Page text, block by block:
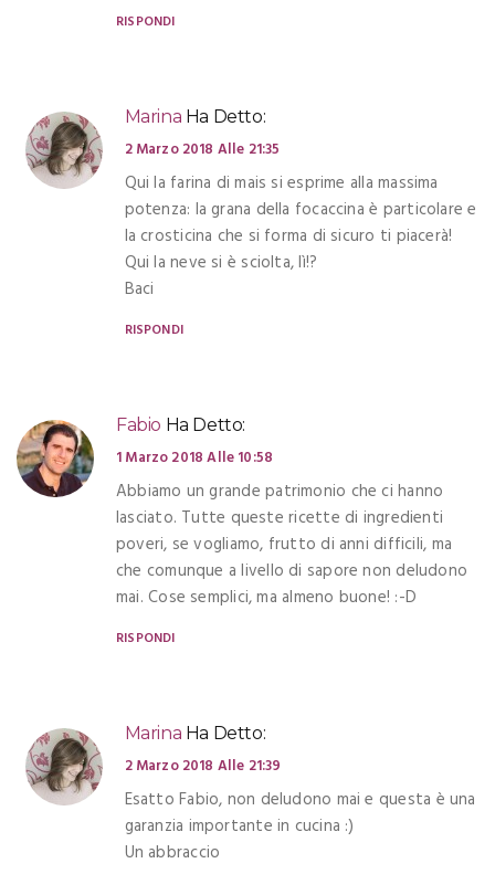
RISPONDI
Marina Ha Detto:
2 Marzo 2018 Alle 21:35
Qui la farina di mais si esprime alla massima
potenza: la grana della focaccina è particolare e
la crosticina che si forma di sicuro ti piacerà!
Qui la neve si è sciolta, lì!?
Baci
RISPONDI
Fabio Ha Detto:
1 Marzo 2018 Alle 10:58
Abbiamo un grande patrimonio che ci hanno
lasciato. Tutte queste ricette di ingredienti
poveri, se vogliamo, frutto di anni difficili, ma
che comunque a livello di sapore non deludono
mai. Cose semplici, ma almeno buone! :-D
RISPONDI
Marina Ha Detto:
2 Marzo 2018 Alle 21:39
Esatto Fabio, non deludono mai e questa è una
garanzia importante in cucina :)
Un abbraccio